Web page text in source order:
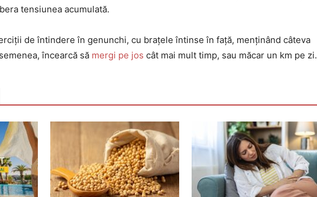
tensiunea acumulată.
de întindere în genunchi, cu brațele întinse în față, menținând câteva
încearcă să mergi pe jos cât mai mult timp, sau măcar un km pe zi.